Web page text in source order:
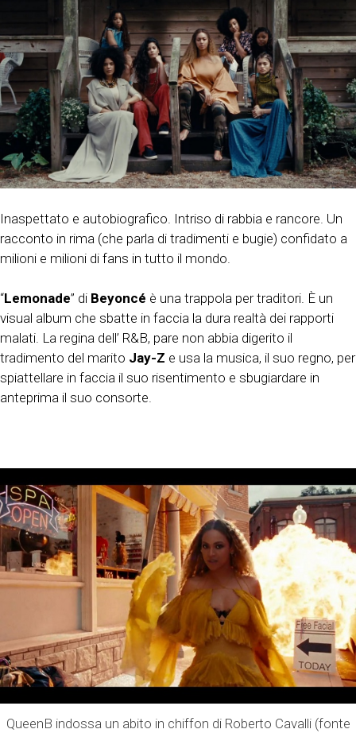
Inaspettato e autobiografico. Intriso di rabbia e rancore. Un
racconto in rima (che parla di tradimenti e bugie) confidato a
milioni e milioni di fans in tutto il mondo.
“Lemonade” di Beyoncé è una trappola per traditori. È un
visual album che sbatte in faccia la dura realtà dei rapporti
malati. La regina dell’ R&B, pare non abbia digerito il
tradimento del marito Jay-Z e usa la musica, il suo regno, per
spiattellare in faccia il suo risentimento e sbugiardare in
anteprima il suo consorte.
QueenB indossa un abito in chiffon di Roberto Cavalli (fonte